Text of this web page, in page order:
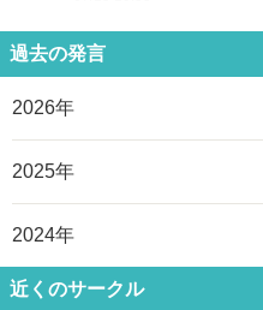
過去の発言
2026年
2025年
2024年
近くのサークル